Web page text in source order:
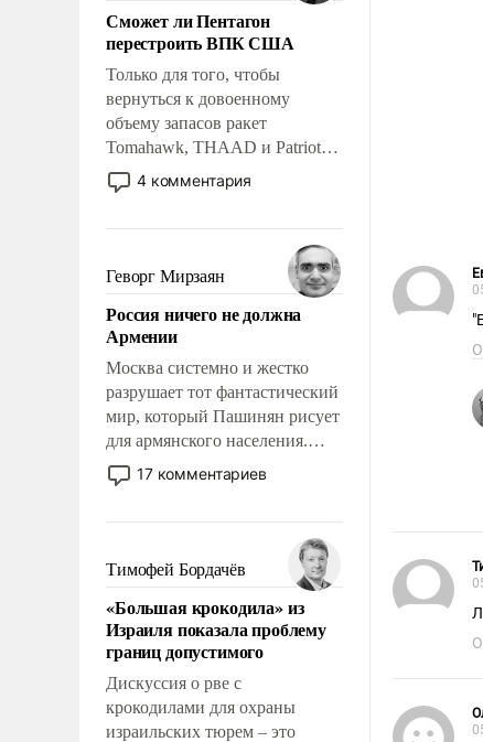
Сможет ли Пентагон
перестроить ВПК США
Только для того, чтобы
вернуться к довоенному
объему запасов ракет
Tomahawk, THAAD и Patriot
США потребуется более трех
лет. Даже небольшая война с
Сложившаяся ситуация
означает многолетний период
уязвимости США, например,
перед Китаем.
4 комментария
Геворг Мирзаян
Россия ничего не должна
Армении
Москва системно и жестко
разрушает тот фантастический
мир, который Пашинян рисует
для армянского населения.
Мир, где политические
прожекты будут безусловно
налогоплательщиков и где
Еревану за свои поступки не
нужно отвечать.
17 комментариев
Тимофей Бордачёв
«Большая крокодила» из
Израиля показала проблему
границ допустимого
Дискуссия о рве с
крокодилами для охраны
израильских тюрем – это